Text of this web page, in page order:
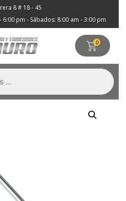
8 # 18 - 45
6:00 pm - Sábados: 8:00 am - 3:00 pm
0